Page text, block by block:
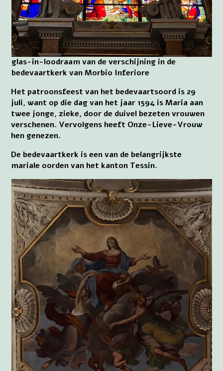
glas-in-loodraam van de verschijning in de
bedevaartkerk van Morbio Inferiore
Het patroonsfeest van het bedevaartsoord is 29
juli, want op die dag van het jaar 1594 is Maria aan
twee jonge, zieke, door de duivel bezeten vrouwen
verschenen. Vervolgens heeft Onze-Lieve-Vrouw
hen genezen.
De bedevaartkerk is een van de belangrijkste
mariale oorden van het kanton Tessin.